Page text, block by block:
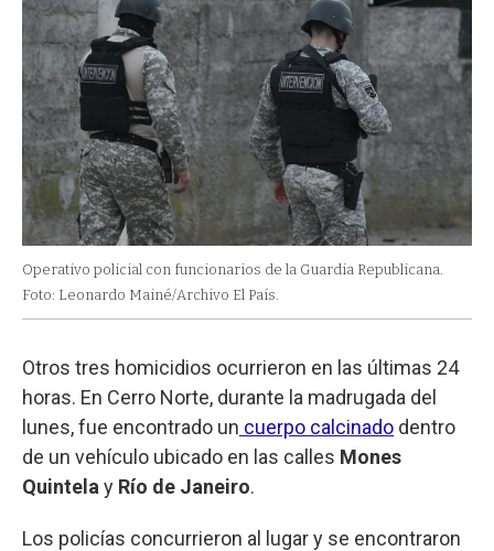
Operativo policial con funcionarios de la Guardia Republicana.
Foto: Leonardo Mainé/Archivo El País.
Otros tres homicidios ocurrieron en las últimas 24
horas. En Cerro Norte, durante la madrugada del
lunes, fue encontrado un cuerpo calcinado dentro
de un vehículo ubicado en las calles Mones
Quintela y Río de Janeiro.
Los policías concurrieron al lugar y se encontraron